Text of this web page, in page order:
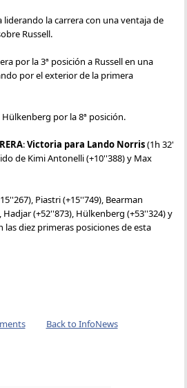
la carrera con una ventaja de
Russell.
por la 3ª posición a Russell en una
por el exterior de la primera
Hülkenberg por la 8ª posición.
:Victoria para Lando Norris(1h 32'
de Kimi Antonelli (+10''388) y Max
Piastri (+15''749), Bearman
Hadjar (+52''873), Hülkenberg (+53''324) y
las diez primeras posiciones de esta
Back to InfoNews